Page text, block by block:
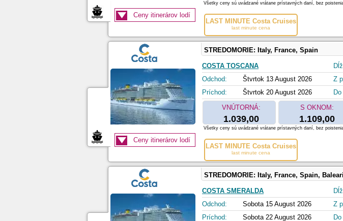
LAST MINUTE Costa Cruises
last minute cena
Ceny itinerárov lodí
Všetky ceny sú uvádzané vrátane prístavných daní, bez
STREDOMORIE: Italy, France, Spain
COSTA TOSCANA
Odchod:
Štvrtok 13 August 2026
Príchod:
Štvrtok 20 August 2026
Z
VNÚTORNÁ:
1.039,00
S OKNOM:
1.109,00
LAST MINUTE Costa Cruises
last minute cena
Ceny itinerárov lodí
Všetky ceny sú uvádzané vrátane prístavných daní, bez
STREDOMORIE: Italy, France, Spain,
COSTA SMERALDA
Odchod:
Sobota 15 August 2026
Príchod:
Sobota 22 August 2026
Z